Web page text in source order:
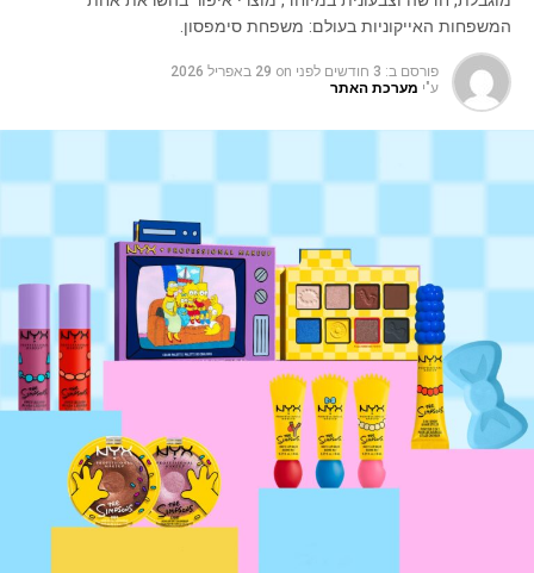
המשפחות האייקוניות בעולם: משפחת סימפסון.
פורסם ב: 3 חודשים לפני on 29 באפריל 2026
ע"י מערכת האתר